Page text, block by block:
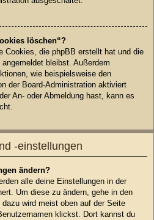
löschen“?
Cookies, die phpBB erstellt hat und die
bleibst. Außerdem
wie beispielsweise den
der Board-Administration aktiviert
An- oder Abmeldung hast, kann es
-einstellungen
ändern?
alle deine Einstellungen in der
Um diese zu ändern, gehe in den
dazu wird meist oben auf der Seite
klickst. Dort kannst du